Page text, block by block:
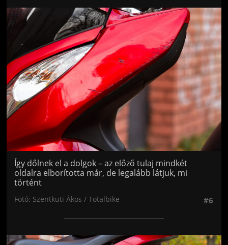
Jön még kép!
Így dőlnek el a dolgok – az előző tulaj mindkét
oldalra elborította már, de legalább látjuk, mi
történt
Fotó: Szentkuti Ákos / Totalbike #6